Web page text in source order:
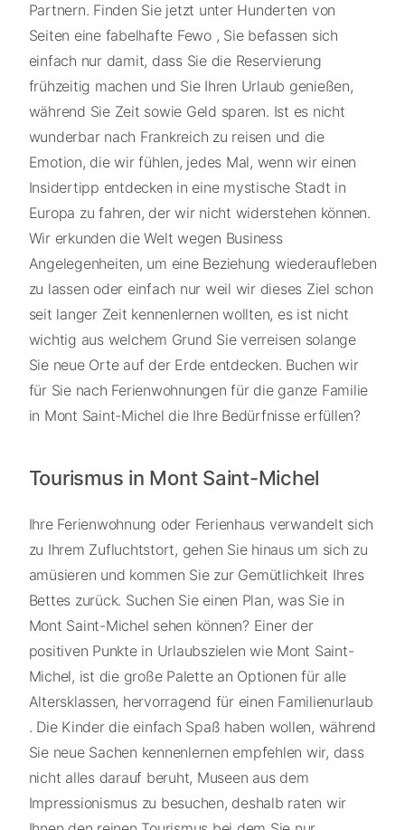
Partnern. Finden Sie jetzt unter Hunderten von
Seiten eine fabelhafte Fewo , Sie befassen sich
einfach nur damit, dass Sie die Reservierung
frühzeitig machen und Sie Ihren Urlaub genießen,
während Sie Zeit sowie Geld sparen. Ist es nicht
wunderbar nach Frankreich zu reisen und die
Emotion, die wir fühlen, jedes Mal, wenn wir einen
Insidertipp entdecken in eine mystische Stadt in
Europa zu fahren, der wir nicht widerstehen können.
Wir erkunden die Welt wegen Business
Angelegenheiten, um eine Beziehung wiederaufleben
zu lassen oder einfach nur weil wir dieses Ziel schon
seit langer Zeit kennenlernen wollten, es ist nicht
wichtig aus welchem Grund Sie verreisen solange
Sie neue Orte auf der Erde entdecken. Buchen wir
für Sie nach Ferienwohnungen für die ganze Familie
in Mont Saint-Michel die Ihre Bedürfnisse erfüllen?
Tourismus in Mont Saint-Michel
Ihre Ferienwohnung oder Ferienhaus verwandelt sich
zu Ihrem Zufluchtstort, gehen Sie hinaus um sich zu
amüsieren und kommen Sie zur Gemütlichkeit Ihres
Bettes zurück. Suchen Sie einen Plan, was Sie in
Mont Saint-Michel sehen können? Einer der
positiven Punkte in Urlaubszielen wie Mont Saint-
Michel, ist die große Palette an Optionen für alle
Altersklassen, hervorragend für einen Familienurlaub
. Die Kinder die einfach Spaß haben wollen, während
Sie neue Sachen kennenlernen empfehlen wir, dass
nicht alles darauf beruht, Museen aus dem
Impressionismus zu besuchen, deshalb raten wir